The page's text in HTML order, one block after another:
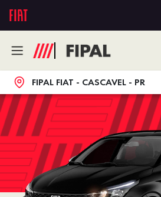
FIPAL FIAT - CASCAVEL - PR